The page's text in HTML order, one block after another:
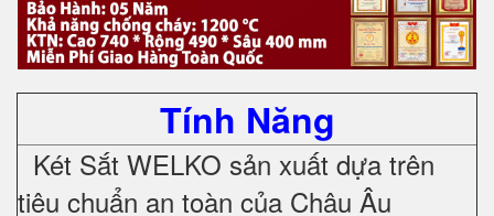
Tính Năng
Két Sắt WELKO sản xuất dựa trên
tiêu chuẩn an toàn của Châu Âu